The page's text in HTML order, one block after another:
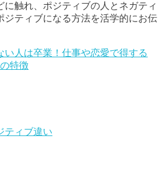
に触れ、ポジティブの人とネガティ
ジティブになる方法を活学的にお伝
い人は卒業！仕事や恋愛で得する
特徴
ティブ違い